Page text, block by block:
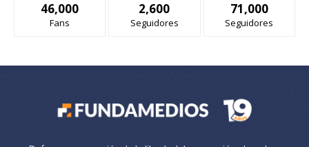
46,000
Fans
2,600
Seguidores
71,000
Seguidores